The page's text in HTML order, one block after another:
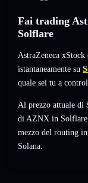
Fai trading
Solflare
AstraZeneca
istantaneamente su
quale sei tu a
Al prezzo attuale
di AZNX in Solflare
mezzo del routing
Solana.